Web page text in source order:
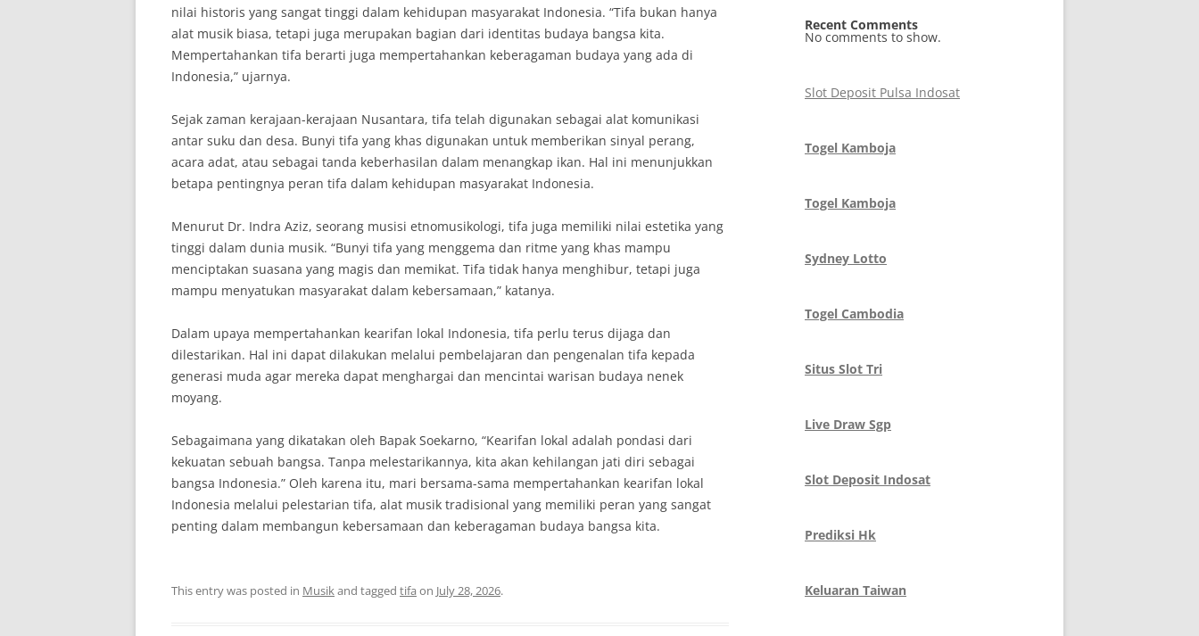
nilai historis yang sangat tinggi dalam kehidupan masyarakat Indonesia. “Tifa bukan hanya
alat musik biasa, tetapi juga merupakan bagian dari identitas budaya bangsa kita.
Mempertahankan tifa berarti juga mempertahankan keberagaman budaya yang ada di
Indonesia,” ujarnya.
Sejak zaman kerajaan-kerajaan Nusantara, tifa telah digunakan sebagai alat komunikasi
antar suku dan desa. Bunyi tifa yang khas digunakan untuk memberikan sinyal perang,
acara adat, atau sebagai tanda keberhasilan dalam menangkap ikan. Hal ini menunjukkan
betapa pentingnya peran tifa dalam kehidupan masyarakat Indonesia.
Menurut Dr. Indra Aziz, seorang musisi etnomusikologi, tifa juga memiliki nilai estetika yang
tinggi dalam dunia musik. “Bunyi tifa yang menggema dan ritme yang khas mampu
menciptakan suasana yang magis dan memikat. Tifa tidak hanya menghibur, tetapi juga
mampu menyatukan masyarakat dalam kebersamaan,” katanya.
Dalam upaya mempertahankan kearifan lokal Indonesia, tifa perlu terus dijaga dan
dilestarikan. Hal ini dapat dilakukan melalui pembelajaran dan pengenalan tifa kepada
generasi muda agar mereka dapat menghargai dan mencintai warisan budaya nenek
moyang.
Sebagaimana yang dikatakan oleh Bapak Soekarno, “Kearifan lokal adalah pondasi dari
kekuatan sebuah bangsa. Tanpa melestarikannya, kita akan kehilangan jati diri sebagai
bangsa Indonesia.” Oleh karena itu, mari bersama-sama mempertahankan kearifan lokal
Indonesia melalui pelestarian tifa, alat musik tradisional yang memiliki peran yang sangat
penting dalam membangun kebersamaan dan keberagaman budaya bangsa kita.
This entry was posted in Musikand tagged tifa on July 28, 2026.
Recent Comments
No comments to show.
Slot Deposit Pulsa Indosat
Togel Kamboja
Togel Kamboja
Sydney Lotto
Togel Cambodia
Situs Slot Tri
Live Draw Sgp
Slot Deposit Indosat
Prediksi Hk
Keluaran Taiwan